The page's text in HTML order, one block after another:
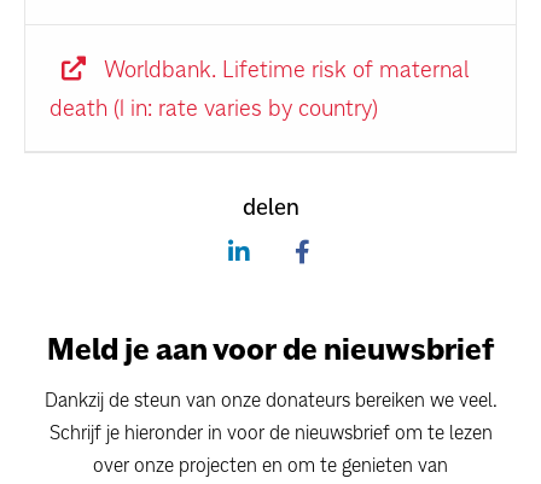
Worldbank. Lifetime risk of maternal
death (1 in: rate varies by country)
delen
Meld je aan voor de nieuwsbrief
Dankzij de steun van onze donateurs bereiken we veel.
Schrijf je hieronder in voor de nieuwsbrief om te lezen
over onze projecten en om te genieten van